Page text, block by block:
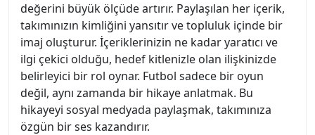
değerini büyük ölçüde artırır. Paylaşılan her içerik,
takımınızın kimliğini yansıtır ve topluluk içinde bir
imaj oluşturur. İçeriklerinizin ne kadar yaratıcı ve
ilgi çekici olduğu, hedef kitlenizle olan ilişkinizde
belirleyici bir rol oynar. Futbol sadece bir oyun
değil, aynı zamanda bir hikaye anlatmak. Bu
hikayeyi sosyal medyada paylaşmak, takımınıza
özgün bir ses kazandırır.